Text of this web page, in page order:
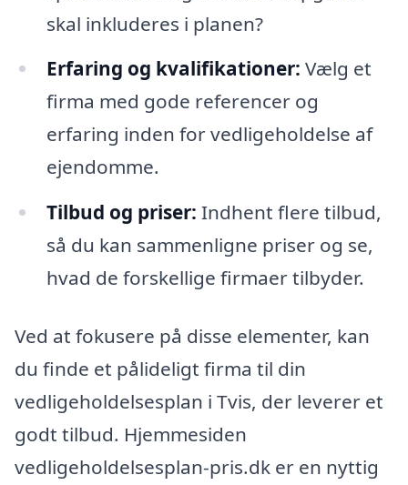
skal inkluderes i planen?
Erfaring og kvalifikationer: Vælg et
firma med gode referencer og
erfaring inden for vedligeholdelse af
ejendomme.
Tilbud og priser: Indhent flere tilbud,
så du kan sammenligne priser og se,
hvad de forskellige firmaer tilbyder.
Ved at fokusere på disse elementer, kan
du finde et pålideligt firma til din
vedligeholdelsesplan i Tvis, der leverer et
godt tilbud. Hjemmesiden
vedligeholdelsesplan-pris.dk er en nyttig